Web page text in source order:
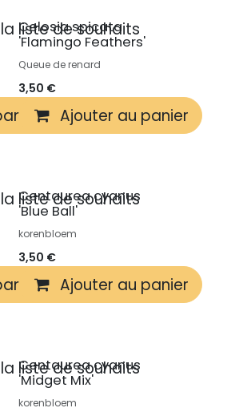
Celosia spicata
'Flamingo Feathers'
Queue de renard
3,50 €
Ajouter au panier
liste de souhaits
Centaurea cyanus
'Blue Ball'
korenbloem
3,50 €
Ajouter au panier
liste de souhaits
Centaurea cyanus
'Midget Mix'
korenbloem
liste de souhaits